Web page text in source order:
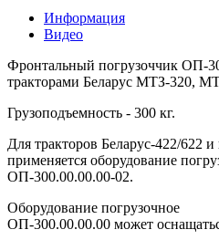
Информация
Видео
Фронтальный погрузоччик ОП-
тракторами Беларус МТЗ-320,
Грузоподъемность - 300 кг.
Для тракторов Беларус-422/622
применяется оборудование
ОП-300.00.00.00-02.
Оборудование погрузочное
ОП-300.00.00.00 может